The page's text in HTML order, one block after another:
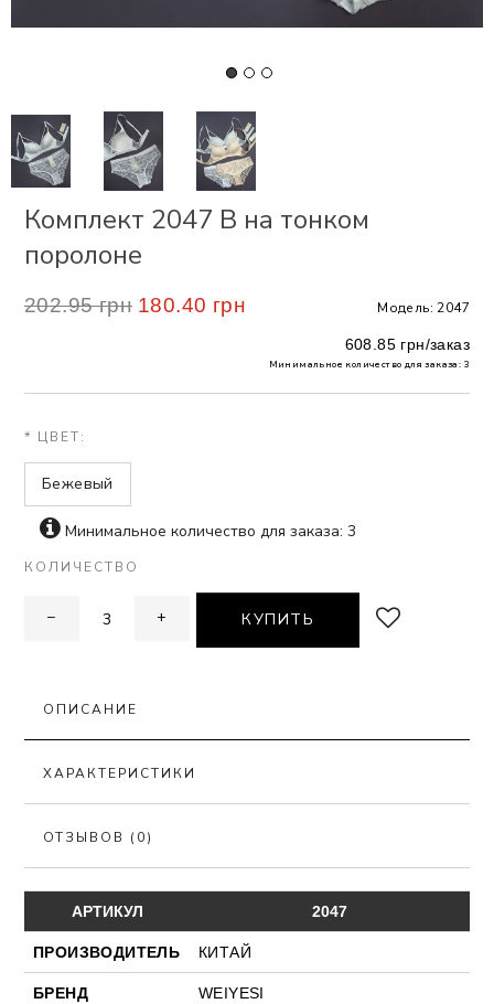
Комплект 2047 В на тонком
поролоне
202.95 грн 180.40 грн Модель: 2047
608.85 грн/заказ
Минимальное количество для заказа: 3
* ЦВЕТ:
Бежевый
Минимальное количество для заказа: 3
КОЛИЧЕСТВО
− + КУПИТЬ
ОПИСАНИЕ
ХАРАКТЕРИСТИКИ
ОТЗЫВОВ (0)
АРТИКУЛ 2047
ПРОИЗВОДИТЕЛЬ КИТАЙ
БРЕНД WEIYESI